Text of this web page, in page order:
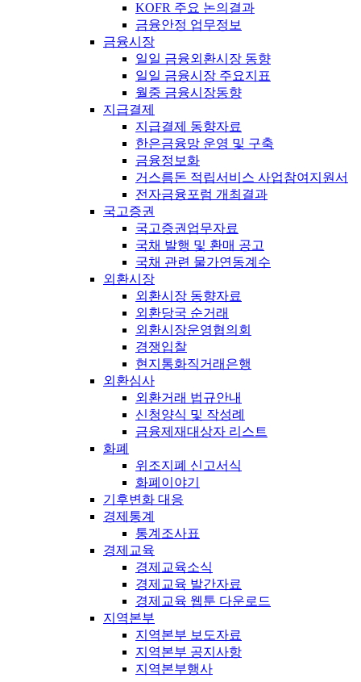
KOFR 주요 논의결과
금융안정 업무정보
금융시장
일일 금융외환시장 동향
일일 금융시장 주요지표
월중 금융시장동향
지급결제
지급결제 동향자료
한은금융망 운영 및 구축
금융정보화
거스름돈 적립서비스 사업참여지원서
전자금융포럼 개최결과
국고증권
국고증권업무자료
국채 발행 및 환매 공고
국채 관련 물가연동계수
외환시장
외환시장 동향자료
외환당국 순거래
외환시장운영협의회
경쟁입찰
현지통화직거래은행
외환심사
외환거래 법규안내
신청양식 및 작성례
금융제재대상자 리스트
화폐
위조지폐 신고서식
화폐이야기
기후변화 대응
경제통계
통계조사표
경제교육
경제교육소식
경제교육 발간자료
경제교육 웹툰 다운로드
지역본부
지역본부 보도자료
지역본부 공지사항
지역본부행사